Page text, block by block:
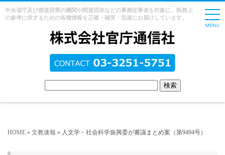
中央省庁及び都道府県の機関や関連団体などの事務従事者を対象に、執務上
の参考に供するための各種情報を正確・確実・迅速にお届けしています。
HOME » 文教速報 » 人文学・社会科学振興委が審議まとめ案（第9494号）